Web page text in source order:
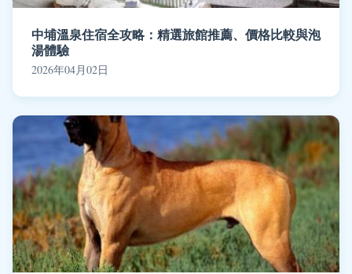
中埔溫泉住宿全攻略：精選旅館推薦、價格比較與泡
湯體驗
2026年04月02日